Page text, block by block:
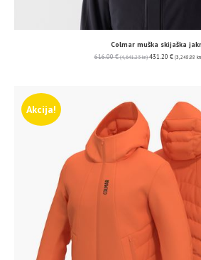
Colmar muška skijaška
616.00€ (4,641.25 kn) 431.20 € (3,248.88
Akcija!